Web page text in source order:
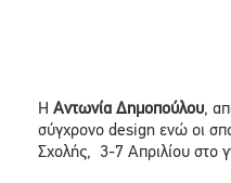
Η Αντωνία Δημοπούλου,
σύγχρονο design ενώ οι
Σχολής, 3-7 Απριλίου στο